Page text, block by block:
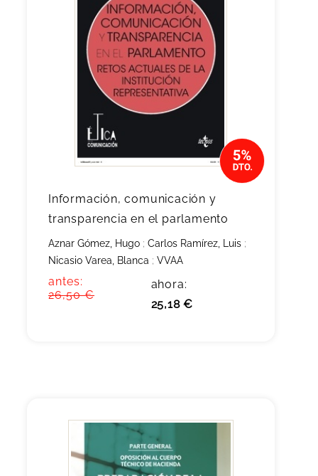
Información, comunicación y
transparencia en el parlamento
Aznar Gómez, Hugo ; Carlos Ramírez, Luis ;
Nicasio Varea, Blanca ; VVAA
antes:
26,50 €
ahora:
25,18 €